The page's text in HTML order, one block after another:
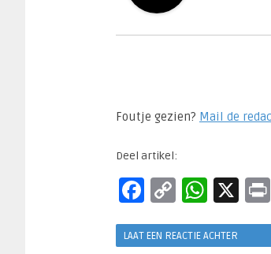
Foutje gezien? Mail de
Deel artikel:
Facebook
Copy X
LAAT EEN REACTIE ACHTER